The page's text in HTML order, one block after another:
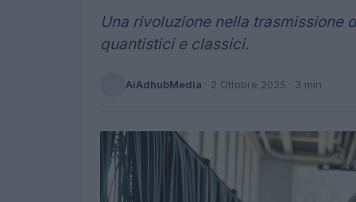
Una rivoluzione nella trasmissione
quantistici e classici.
AiAdhubMedia · 2 Ottobre 2025 · 3 min